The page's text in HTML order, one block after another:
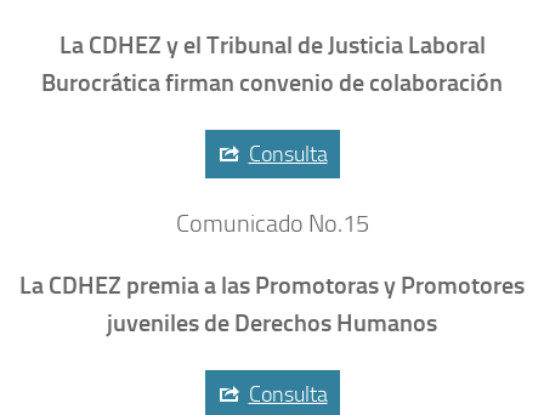
La CDHEZ y el Tribunal de Justicia Laboral
Burocrática firman convenio de colaboración
Consulta
Comunicado No.15
La CDHEZ premia a las Promotoras y Promotores
juveniles de Derechos Humanos
Consulta